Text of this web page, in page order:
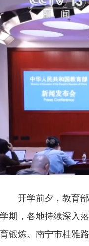
开学前夕，教育
学期，各地持续深入
育锻炼。南宁市桂雅
宁夏：社火